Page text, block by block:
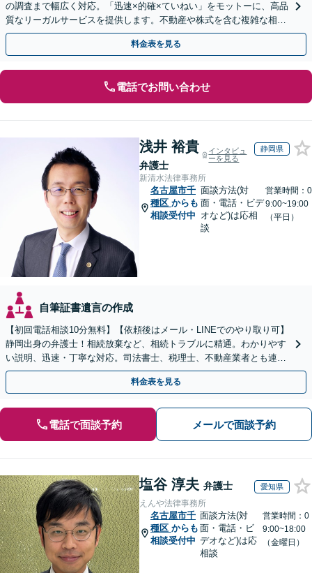
の調査まで幅広く対応。「迅速×的確×ていねい」をモットーに、高品
質なリーガルサービスを提供します。不動産や株式を含む複雑な相続
もお任せください【休日・夜間対応OK】
料金表を見る
電話でお問い合わせ
浅井 裕貴
弁護士
インタビュ
ーを見る
静岡県
新清水法律事務所
名古屋市千
種区 からも
相談受付中
面談方法(対
面・電話・ビデ
オなど)は応相
談
営業時間：0
9:00~19:00
（平日）
自筆証書遺言の作成
【初回電話相談10分無料】【依頼後はメール・LINEでのやり取り可】
静岡出身の弁護士！相続放棄など、相続トラブルに精通。わかりやす
い説明、迅速・丁寧な対応。司法書士、税理士、不動産業者とも連携
し、遺産相続をトータルサポート【完全個室相談】
料金表を見る
電話で面談予約 メールで面談予約
塩谷 淳夫 弁護士 愛知県
えんや法律事務所
名古屋市千
種区 からも
相談受付中
面談方法(対
面・電話・ビ
デオなど)は応
相談
営業時間：0
9:00~18:00
（金曜日）